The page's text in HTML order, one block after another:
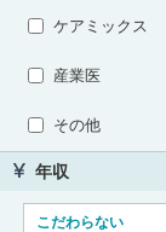
ケアミックス
産業医
その他
年収
こだわらない